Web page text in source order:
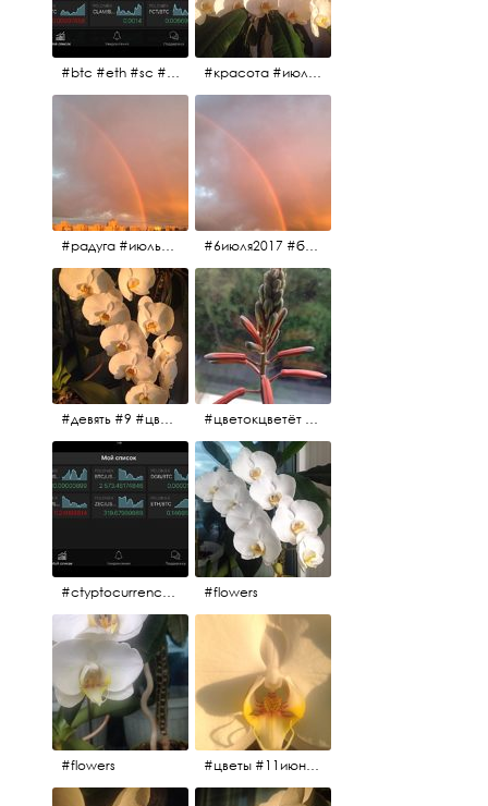
#btc #eth #sc #xrp #etc #maid #sys #naut #strat #pasc #dash #xmr #nxt #usdt #ltc#lsk #zec #str #rep #coin #markets #bitcoin #красота #июльскоеутро
#радуга #июльскоеутро #радугавовсёнебо #6июля2017 #6июля2017 #белыеночи #питерскоеутро #джулаймонинг #июльскоеутро #радугавовсёнебо #радуга #дождик
#девять #9 #цветы #цветокцветёт #flowers
#ctyptocurrency #btc #eth #flowers
#flowers #цветы #11июня2017 #5утра #белыеночи